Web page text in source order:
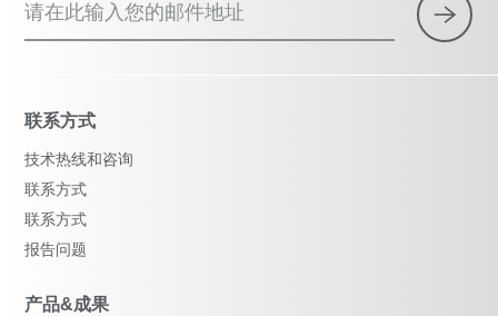
请在此输入您的邮件地址
联系方式
技术热线和咨询
联系方式
联系方式
报告问题
产品&成果